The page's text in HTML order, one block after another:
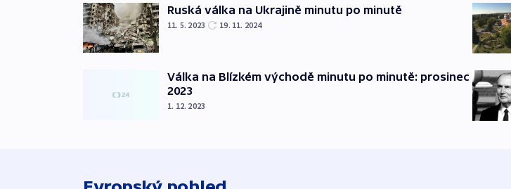
Ruská válka na Ukrajině minutu po minutě
11. 5. 2023 19. 11. 2024
Válka na Blízkém východě minutu po minutě: prosinec
2023
1. 12. 2023